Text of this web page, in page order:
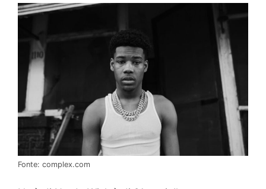
Fonte: complex.com